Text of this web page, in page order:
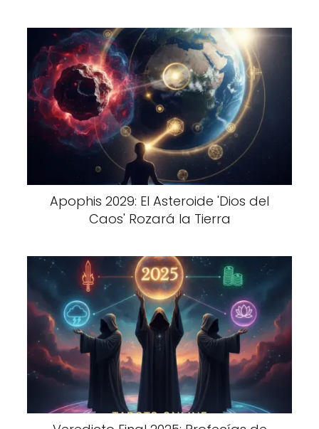
Apophis 2029: El Asteroide 'Dios del
Caos' Rozará la Tierra